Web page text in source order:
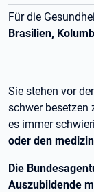
Für die
Brasilien,
Sie stehen vor
schwer besetzen
es immer
oder den
Die
Auszubildende